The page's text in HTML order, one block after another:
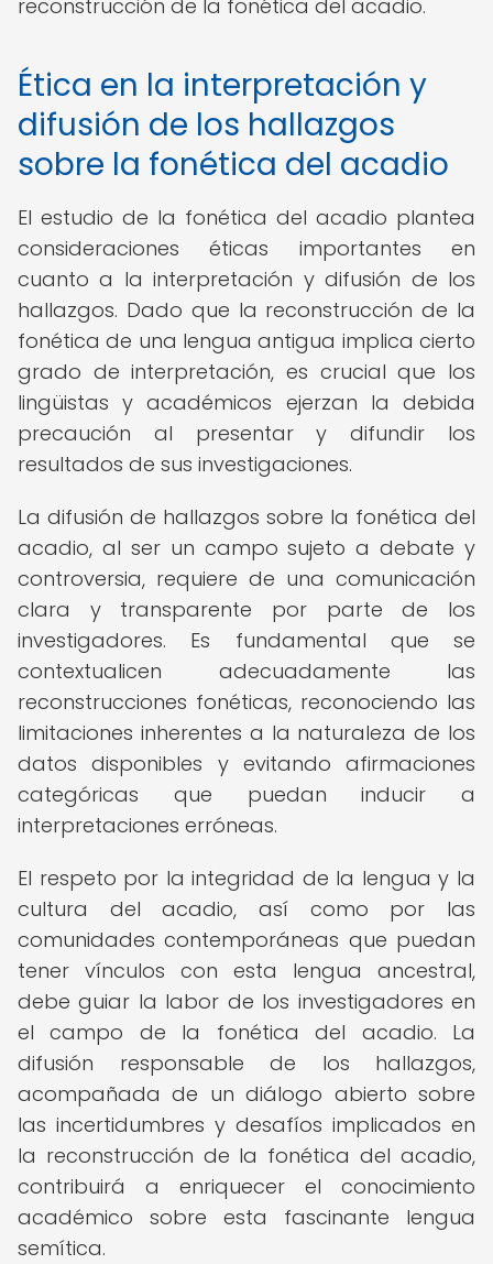
reconstrucción de la fonética del acadio.
Ética en la interpretación y
difusión de los hallazgos
sobre la fonética del acadio
El estudio de la fonética del acadio plantea
consideraciones éticas importantes en
cuanto a la interpretación y difusión de los
hallazgos. Dado que la reconstrucción de la
fonética de una lengua antigua implica cierto
grado de interpretación, es crucial que los
lingüistas y académicos ejerzan la debida
precaución al presentar y difundir los
resultados de sus investigaciones.
La difusión de hallazgos sobre la fonética del
acadio, al ser un campo sujeto a debate y
controversia, requiere de una comunicación
clara y transparente por parte de los
investigadores. Es fundamental que se
contextualicen adecuadamente las
reconstrucciones fonéticas, reconociendo las
limitaciones inherentes a la naturaleza de los
datos disponibles y evitando afirmaciones
categóricas que puedan inducir a
interpretaciones erróneas.
El respeto por la integridad de la lengua y la
cultura del acadio, así como por las
comunidades contemporáneas que puedan
tener vínculos con esta lengua ancestral,
debe guiar la labor de los investigadores en
el campo de la fonética del acadio. La
difusión responsable de los hallazgos,
acompañada de un diálogo abierto sobre
las incertidumbres y desafíos implicados en
la reconstrucción de la fonética del acadio,
contribuirá a enriquecer el conocimiento
académico sobre esta fascinante lengua
semítica.